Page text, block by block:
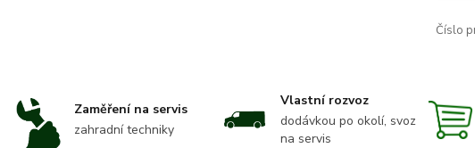
Číslo
Zaměření na servis
zahradní techniky
Vlastní rozvoz
dodávkou po okolí, svoz
na servis